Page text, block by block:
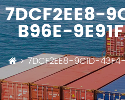
7DCF2EE8-
B96E-
>7DCF2EE8-9C1D-